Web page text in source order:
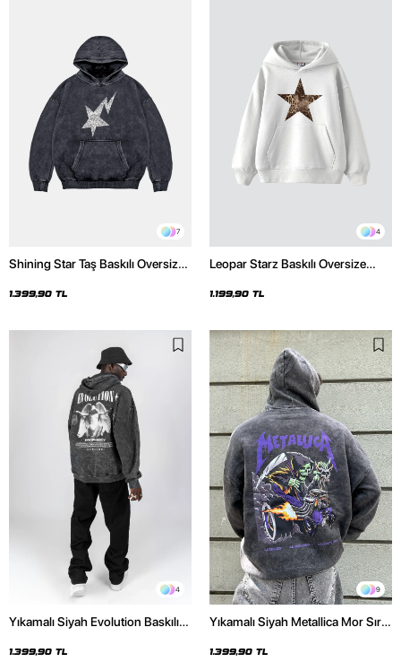
7
Shining Star Taş Baskılı Oversize
Hoodie
1.399,90 TL
4
Leopar Starz Baskılı Oversize
1.199,90 TL
4
Yıkamalı Siyah Evolution Baskılı
Hoodie
1.399,90 TL
9
Yıkamalı Siyah Metallica Mor Sırt
Hoodie
1.399,90 TL